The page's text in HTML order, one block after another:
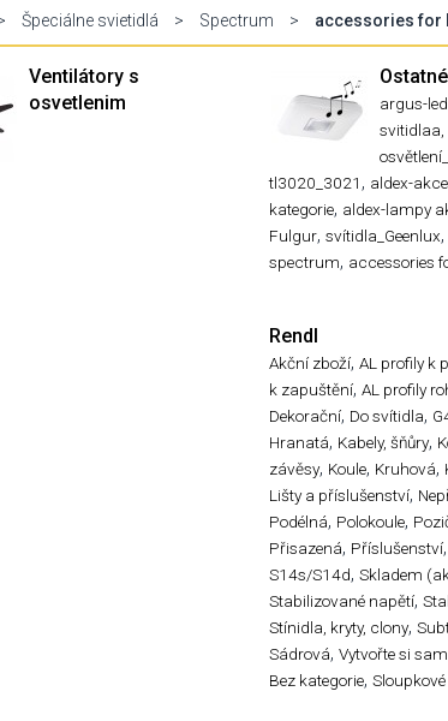
Špeciálne svietidlá > Spectrum > accessories for
Ventilátory s
osvetlenim
Ostatné
argus-
svitidlaa,
tl3020_3021 , aldex-
kategorie, aldex-lampy
Fulgur,svítidla_Geenlux,
spectrum, accessories
Rendl
Akční zboží,AL profily k
k zapuštění,AL profily
Dekorační, Do svítidla,
Hranatá, Kabely, šňůry,
závěsy, Koule, Kruhová,
Lišty a příslušenství,
Podélná, Polokoule,
Přisazená, Příslušenství
S14s/S14d,Skladem
Stabilizované napětí,
Stínidla, kryty, clony,
Sádrová,Vytvořte si
Bez kategorie,Sloupkové